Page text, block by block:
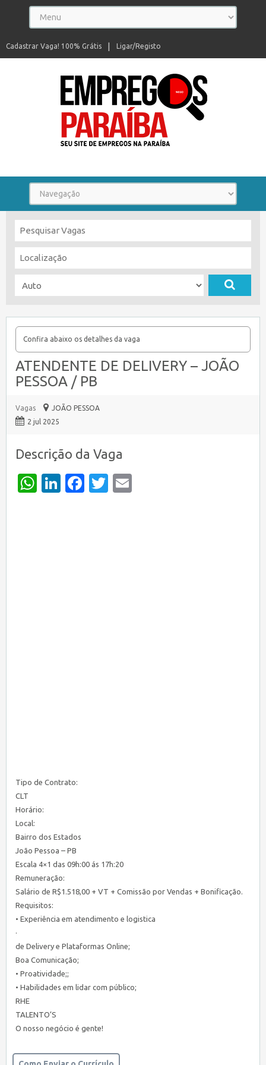
Ligar/Registo
Cadastrar Vaga! 100% Grátis
Confira abaixo os detalhes da vaga
ATENDENTE DE DELIVERY – JOÃO
PESSOA / PB
Vagas
JOÃO PESSOA
2 jul 2025
Descrição da Vaga
WhatsApp
LinkedIn
Facebook
Twitter
Tipo de Contrato:
CLT
Horário:
Local:
Bairro dos Estados
João Pessoa – PB
Escala 4×1 das 09h:00 ás 17h:20
Remuneração:
Salário de R$1.518,00 + VT + Comissão por Vendas + Bonificação.
Requisitos:
• Experiência em atendimento e logistica
·
de Delivery e Plataformas Online;
Boa Comunicação;
• Proatividade;;
• Habilidades em lidar com público;
RHE
TALENTO’S
O nosso negócio é gente!